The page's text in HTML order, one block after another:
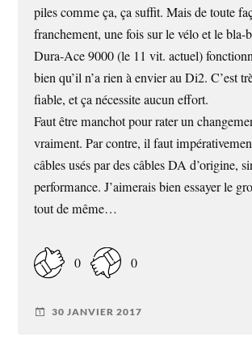
piles comme ça, ça suffit. Mais de toute
franchement, une fois sur le vélo et le bla-
Dura-Ace 9000 (le 11 vit. actuel)
bien qu’il n’a rien à envier au Di2. C’est
fiable, et ça nécessite aucun effort.
Faut être manchot pour rater un
vraiment. Par contre, il faut
câbles usés par des câbles DA d’origine,
performance. J’aimerais bien essayer le
tout de même…
0 0
30 JANVIER 2017